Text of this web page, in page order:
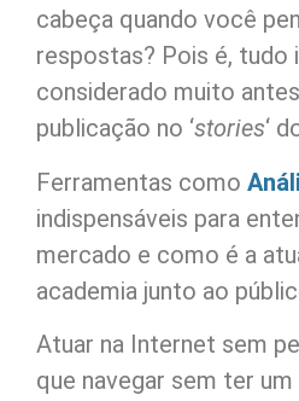
cabeça quando você
respostas? Pois é, tudo
considerado muito
publicação no ‘stories‘
Ferramentas como
indispensáveis para
mercado e como é a
academia junto ao
Atuar na Internet sem
que navegar sem ter um